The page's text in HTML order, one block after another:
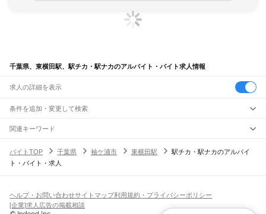
千葉県、東横田駅、駅チカ・駅ナカのアルバイト・バイト求人情報
求人の詳細を表示
条件を追加・変更して検索
市区町村を追加・変更
千葉県すべて
千葉市 すべて
旭市習志野市柏市勝浦市市原市流山市八千代市我孫子市鴨川市鎌ケ谷市
君津市富津市浦安市 印西市白井市富里市南房総市
駅を追加・変更
JR中央・総武線
市川駅本八幡駅下総中山駅 津田沼駅
幕張駅
職種を追加・変更
飲食・フードサービスすべて
ホールスタッフキッチンスタッフ
人気
雇用形態を追加・変更
関連キーワード
バイトTOP
千葉県 袖ケ浦市 東横田駅
駅チカ・駅ナカのアルバイ
ト・バイト・求人
ヘルプ・お問い合わせサイトマップ利用規約・プライバシーポリシー
[企業]求人広告の掲載相談